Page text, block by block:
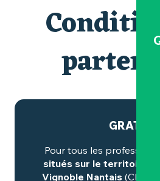
GRATUITÉ
Pour tous les
situés sur le territoire
Vignoble Nantais(Clisson